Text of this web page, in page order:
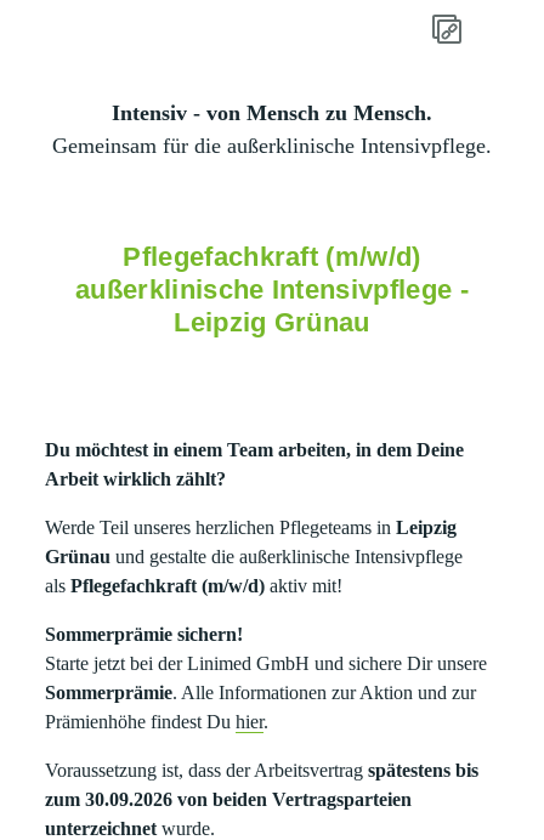
Intensiv - von Mensch zu Mensch.
Gemeinsam für die außerklinische Intensivpflege.
Pflegefachkraft (m/w/d)
außerklinische Intensivpflege -
Leipzig Grünau
Du möchtest in einem Team arbeiten, in dem Deine
Arbeit wirklich zählt?
Werde Teil unseres herzlichen Pflegeteams in Leipzig
Grünau und gestalte die außerklinische Intensivpflege
alsPflegefachkraft (m/w/d) aktiv mit!
Sommerprämie sichern!
Starte jetzt bei der Linimed GmbH und sichere Dir unsere
Sommerprämie. Alle Informationen zur Aktion und zur
Prämienhöhe findest Duhier.
Voraussetzung ist, dass der Arbeitsvertragspätestens bis
zum 30.09.2026 von beiden Vertragsparteien
unterzeichnet wurde.